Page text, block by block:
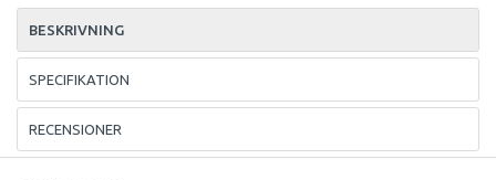
BESKRIVNING
SPECIFIKATION
RECENSIONER